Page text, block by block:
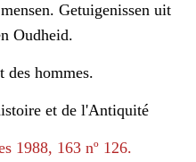
Getuigenissen uit
Oudheid.
des hommes.
et de l'Antiquité
1988, 163 nº 126.